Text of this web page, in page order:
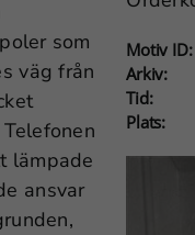
som
väg från
lämpade
ansvar
Motiv ID:
Arkiv:
Tid:
Plats: